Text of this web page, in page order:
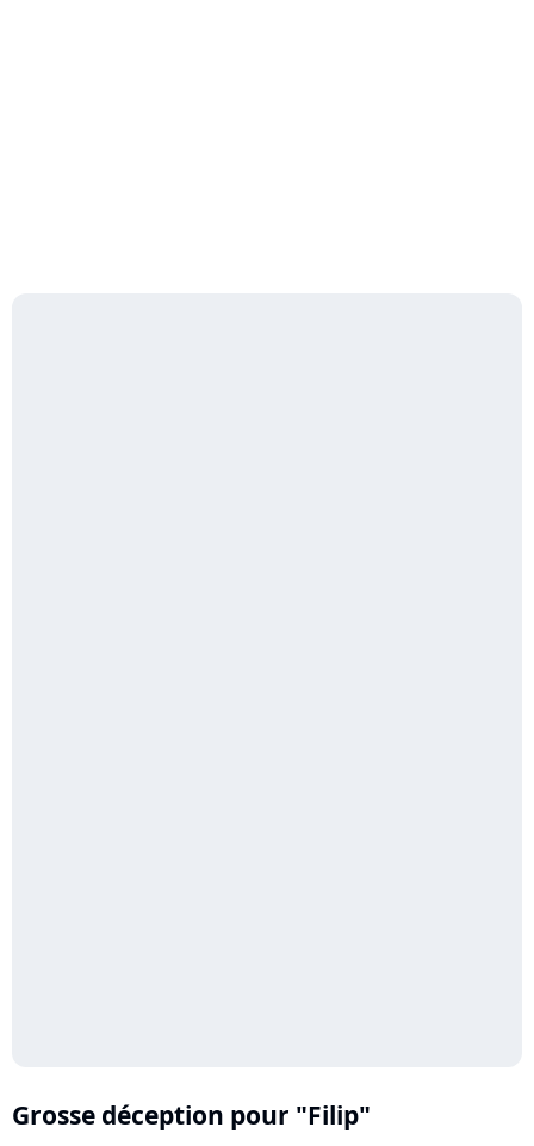
Grosse déception pour "Filip"